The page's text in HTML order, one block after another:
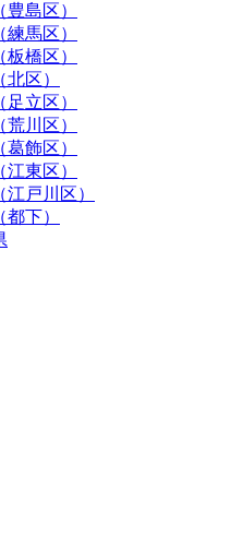
島区）
馬区）
橋区）
区）
立区）
川区）
飾区）
東区）
戸川区）
下）